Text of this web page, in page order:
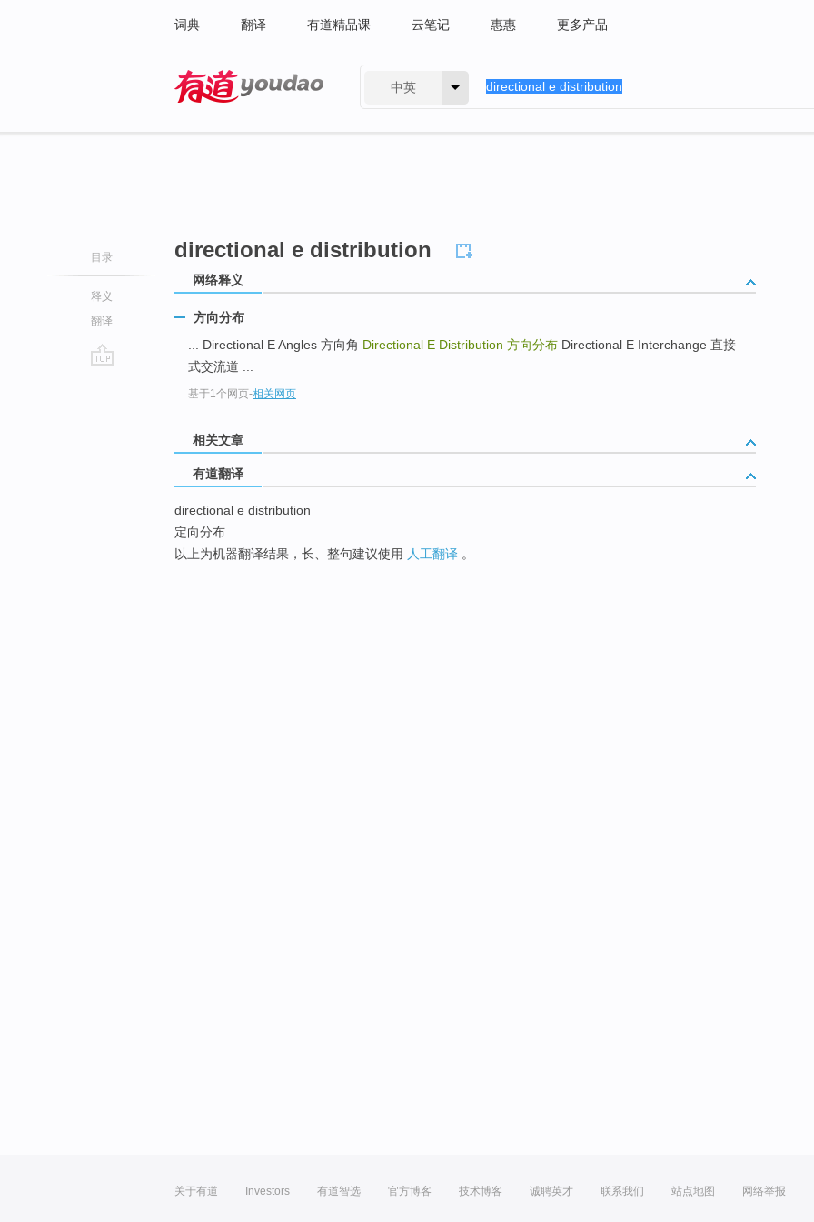
词典 翻译 有道精品课 云笔记 惠惠 更多产品
中英
目录
释义
翻译
directional e distribution
网络释义
方向分布
... Directional E Angles 方向角 Directional E Distribution 方向分布 Directional E Interchange 直接
式交流道 ...
基于1个网页-相关网页
相关文章
有道翻译
directional e distribution
定向分布
以上为机器翻译结果，长、整句建议使用 人工翻译 。
关于有道 Investors 有道智选 官方博客 技术博客 诚聘英才 联系我们 站点地图 网络举报